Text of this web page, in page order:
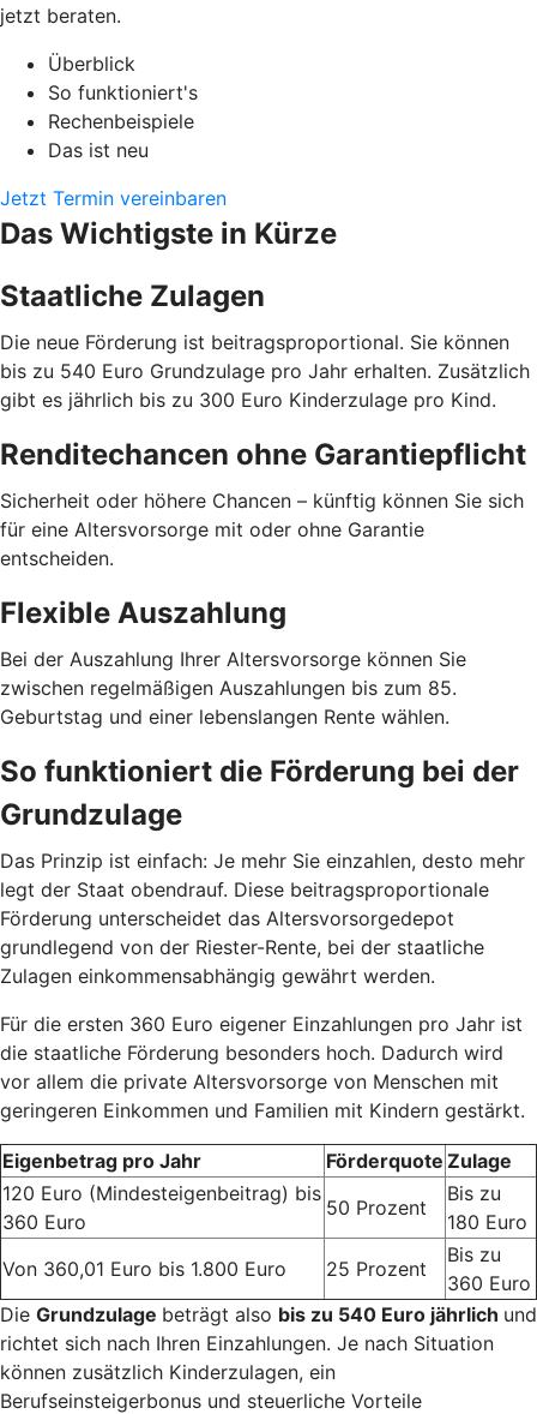
jetzt beraten.
Überblick
So funktioniert's
Rechenbeispiele
Das ist neu
Jetzt Termin vereinbaren
Das Wichtigste in Kürze
Staatliche Zulagen
Die neue Förderung ist beitragsproportional. Sie können
bis zu 540 Euro Grundzulage pro Jahr erhalten. Zusätzlich
gibt es jährlich bis zu 300 Euro Kinderzulage pro Kind.
Renditechancen ohne Garantiepflicht
Sicherheit oder höhere Chancen – künftig können Sie sich
für eine Altersvorsorge mit oder ohne Garantie
entscheiden.
Flexible Auszahlung
Bei der Auszahlung Ihrer Altersvorsorge können Sie
zwischen regelmäßigen Auszahlungen bis zum 85.
Geburtstag und einer lebenslangen Rente wählen.
So funktioniert die Förderung bei der
Grundzulage
Das Prinzip ist einfach: Je mehr Sie einzahlen, desto mehr
legt der Staat obendrauf. Diese beitragsproportionale
Förderung unterscheidet das Altersvorsorgedepot
grundlegend von der Riester-Rente, bei der staatliche
Zulagen einkommensabhängig gewährt werden.
Für die ersten 360 Euro eigener Einzahlungen pro Jahr ist
die staatliche Förderung besonders hoch. Dadurch wird
vor allem die private Altersvorsorge von Menschen mit
geringeren Einkommen und Familien mit Kindern gestärkt.
Eigenbetrag pro Jahr Förderquote Zulage
120 Euro (Mindesteigenbeitrag) bis
360 Euro
50 Prozent
Bis zu
180 Euro
Von 360,01 Euro bis 1.800 Euro
25 Prozent
Bis zu
360 Euro
Die Grundzulage beträgt also bis zu 540 Euro jährlich und
richtet sich nach Ihren Einzahlungen. Je nach Situation
können zusätzlich Kinderzulagen, ein
Berufseinsteigerbonus und steuerliche Vorteile